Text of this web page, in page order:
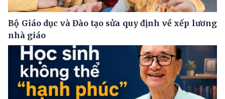
Bộ Giáo dục và Đào tạo sửa quy định về xếp lương
nhà giáo